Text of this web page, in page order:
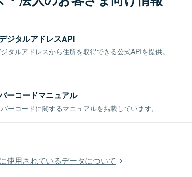
ジタルアドレスAPI
タルアドレスから住所を取得できる公式APIを提供。
ーコードマニュアル
ーコードに関するマニュアルを掲載しています。
使用されているデータについて